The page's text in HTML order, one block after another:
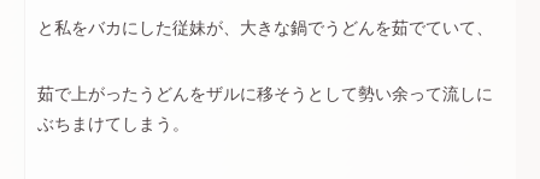
と私をバカにした従妹が、大きな鍋でうどんを茹でていて、
茹で上がったうどんをザルに移そうとして勢い余って流しに
ぶちまけてしまう。